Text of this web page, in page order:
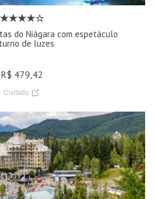
do Niágara com espetáculo
de luzes
R$ 479,42
Civitatis